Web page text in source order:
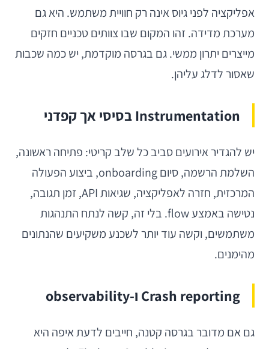
אפליקציה לפני גיוס אינה רק חוויית משתמש. היא גם
מערכת מדידה. זהו המקום שבו צוותים טכניים חזקים
מייצרים יתרון ממשי. גם בגרסה מוקדמת, יש כמה שכבות
שאסור לדלג עליהן.
Instrumentation בסיסי אך קפדני
יש להגדיר אירועים סביב כל שלב קריטי: פתיחה ראשונה,
השלמת הרשמה, סיום onboarding, ביצוע הפעולה
המרכזית, חזרה לאפליקציה, שגיאות API, זמן תגובה,
נטישה באמצע flow. בלי זה, קשה לנתח התנהגות
משתמשים, וקשה עוד יותר לשכנע משקיעים שהנתונים
מהימנים.
Crash reporting ו-observability
גם אם מדובר בגרסה קטנה, חייבים לדעת איפה היא